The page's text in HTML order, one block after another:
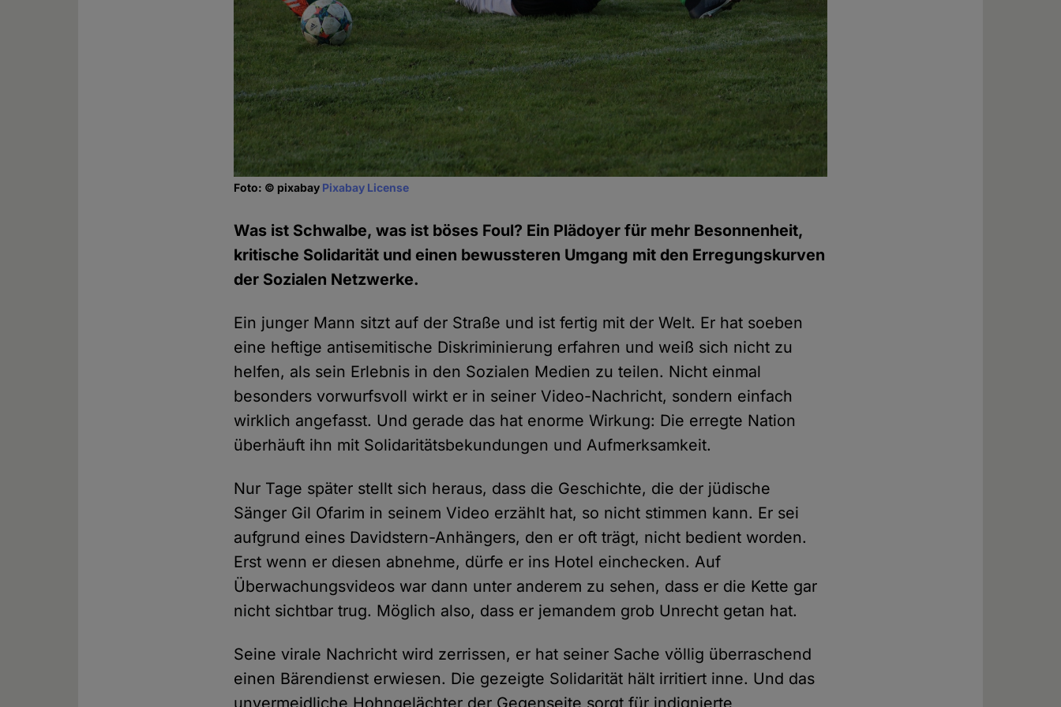
Foto: © pixabay Pixabay License
Was ist Schwalbe, was ist böses Foul? Ein Plädoyer für mehr Besonnenheit,
kritische Solidarität und einen bewussteren Umgang mit den Erregungskurven
der Sozialen Netzwerke.
Ein junger Mann sitzt auf der Straße und ist fertig mit der Welt. Er hat soeben
eine heftige antisemitische Diskriminierung erfahren und weiß sich nicht zu
helfen, als sein Erlebnis in den Sozialen Medien zu teilen. Nicht einmal
besonders vorwurfsvoll wirkt er in seiner Video-Nachricht, sondern einfach
wirklich angefasst. Und gerade das hat enorme Wirkung: Die erregte Nation
überhäuft ihn mit Solidaritätsbekundungen und Aufmerksamkeit.
Nur Tage später stellt sich heraus, dass die Geschichte, die der jüdische
Sänger Gil Ofarim in seinem Video erzählt hat, so nicht stimmen kann. Er sei
aufgrund eines Davidstern-Anhängers, den er oft trägt, nicht bedient worden.
Erst wenn er diesen abnehme, dürfe er ins Hotel einchecken. Auf
Überwachungsvideos war dann unter anderem zu sehen, dass er die Kette gar
nicht sichtbar trug. Möglich also, dass er jemandem grob Unrecht getan hat.
Seine virale Nachricht wird zerrissen, er hat seiner Sache völlig überraschend
einen Bärendienst erwiesen. Die gezeigte Solidarität hält irritiert inne. Und das